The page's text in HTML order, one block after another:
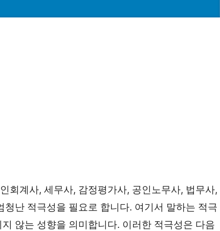
회계사, 세무사, 감정평가사, 공인노무사, 법무사,
난 적극성을 필요로 합니다. 여기서 말하는 적극
않는 성향을 의미합니다. 이러한 적극성은 다음